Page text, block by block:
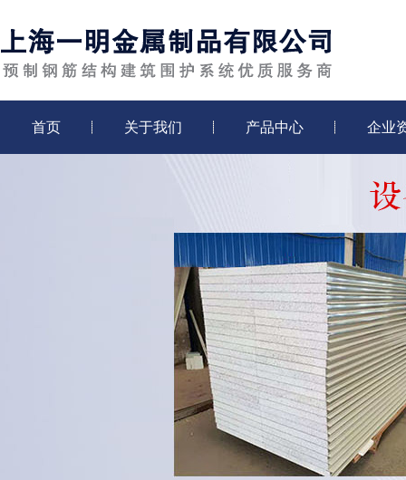
首页 关于我们 产品中心 企业